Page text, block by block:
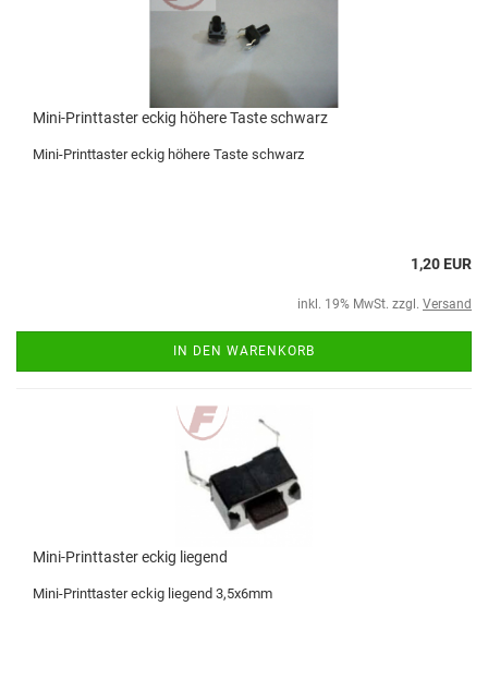
Mini-Printtaster eckig höhere Taste schwarz
Mini-Printtaster eckig höhere Taste schwarz
1,20 EUR
inkl. 19% MwSt. zzgl. Versand
IN DEN WARENKORB
Mini-Printtaster eckig liegend
Mini-Printtaster eckig liegend 3,5x6mm